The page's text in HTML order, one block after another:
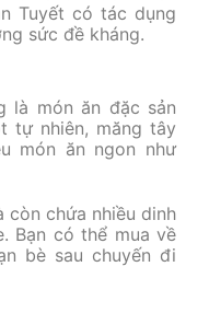
Tuyết có tác dụng
sức đề kháng.
là món ăn đặc sản
tự nhiên, măng tây
món ăn ngon như
còn chứa nhiều dinh
Bạn có thể mua về
bè sau chuyến đi